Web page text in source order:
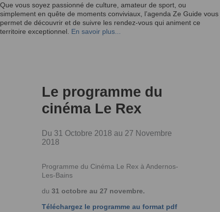
Que vous soyez passionné de culture, amateur de sport, ou
simplement en quête de moments conviviaux, l’agenda Ze Guide vous
permet de découvrir et de suivre les rendez-vous qui animent ce
territoire exceptionnel. En savoir plus...
Le programme du
cinéma Le Rex
Du 31 Octobre 2018 au 27 Novembre
2018
Programme du Cinéma Le Rex à Andernos-
Les-Bains
du 31 octobre au 27 novembre.
Téléchargez le programme au format pdf